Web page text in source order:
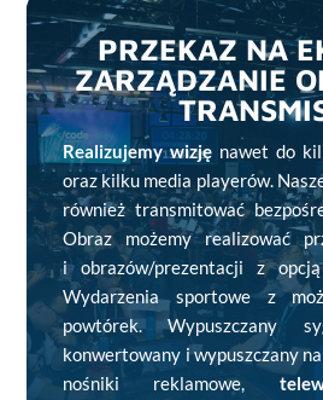
PRZEKAZ NA
ZARZĄDZANIE
Realizujemy wizję nawet do
oraz kilku media playerów.
również transmitować
Obraz możemy realizować
i obrazów/prezentacji z
Wydarzenia sportowe z
powtórek. Wypuszczany
konwertowany i wypuszczany
nośniki reklamowe,